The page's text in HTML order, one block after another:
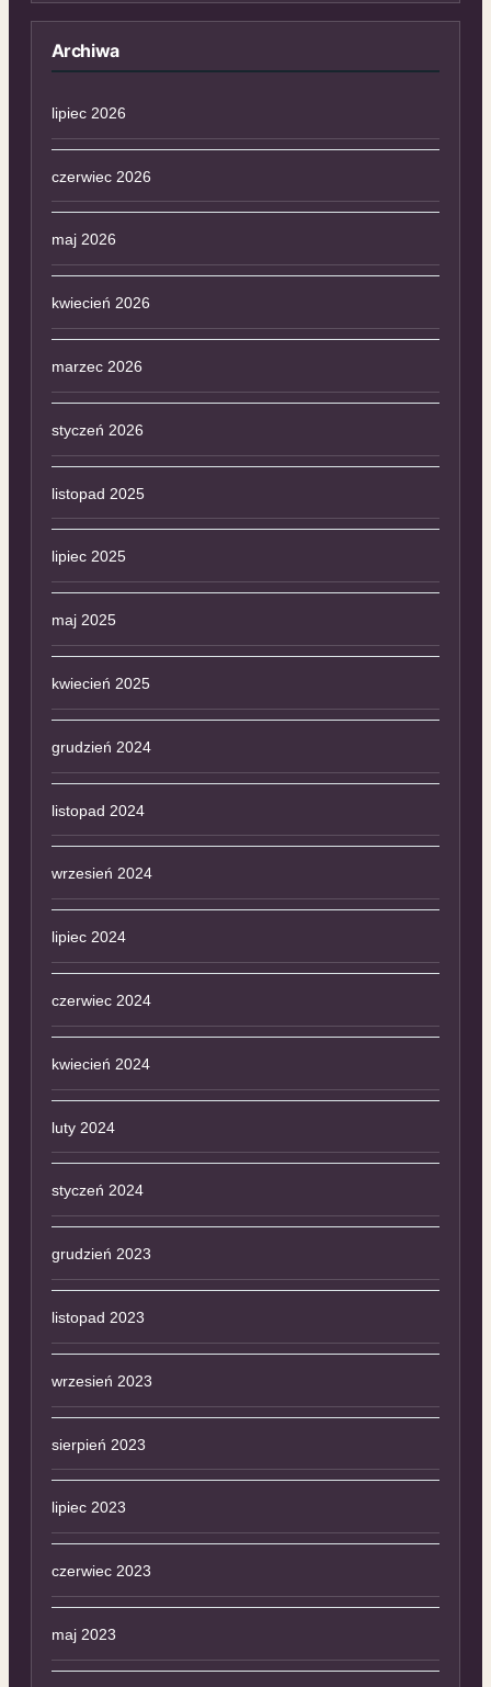
Archiwa
lipiec 2026
czerwiec 2026
maj 2026
kwiecień 2026
marzec 2026
styczeń 2026
listopad 2025
lipiec 2025
maj 2025
kwiecień 2025
grudzień 2024
listopad 2024
wrzesień 2024
lipiec 2024
czerwiec 2024
kwiecień 2024
luty 2024
styczeń 2024
grudzień 2023
listopad 2023
wrzesień 2023
sierpień 2023
lipiec 2023
czerwiec 2023
maj 2023